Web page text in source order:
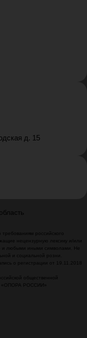
д. 15
российского
нецензурную лексику и/или
и любыми иными символами. Не
и социальной розни.
о регистрации от 19.11.2018
общественной
«ОПОРА РОССИИ»